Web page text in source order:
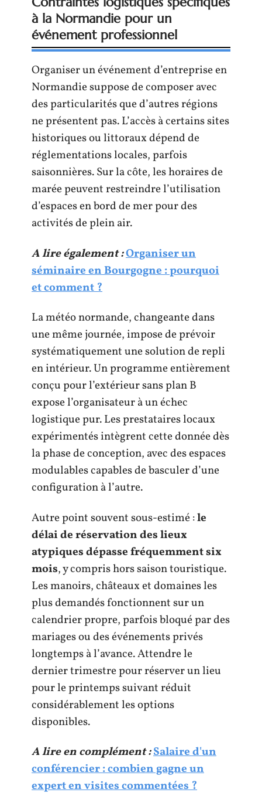
à la Normandie pour un
événement professionnel
Organiser un événement d’entreprise en
Normandie suppose de composer avec
des particularités que d’autres régions
ne présentent pas. L’accès à certains sites
historiques ou littoraux dépend de
réglementations locales, parfois
saisonnières. Sur la côte, les horaires de
marée peuvent restreindre l’utilisation
d’espaces en bord de mer pour des
activités de plein air.
A lire également :Organiser un
séminaire en Bourgogne : pourquoi
et comment ?
La météo normande, changeante dans
une même journée, impose de prévoir
systématiquement une solution de repli
en intérieur. Un programme entièrement
conçu pour l’extérieur sans plan B
expose l’organisateur à un échec
logistique pur. Les prestataires locaux
expérimentés intègrent cette donnée dès
la phase de conception, avec des espaces
modulables capables de basculer d’une
configuration à l’autre.
Autre point souvent sous-estimé :le
délai de réservation des lieux
atypiques dépasse fréquemment six
mois, y compris hors saison touristique.
Les manoirs, châteaux et domaines les
plus demandés fonctionnent sur un
calendrier propre, parfois bloqué par des
mariages ou des événements privés
longtemps à l’avance. Attendre le
dernier trimestre pour réserver un lieu
pour le printemps suivant réduit
considérablement les options
disponibles.
A lire en complément :Salaire d'un
conférencier : combien gagne un
expert en visites commentées ?